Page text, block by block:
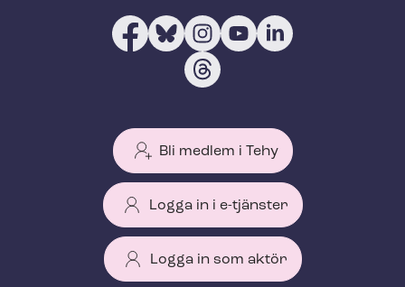
Bli medlem i Tehy
Logga in i e-tjänster
Logga in som aktör